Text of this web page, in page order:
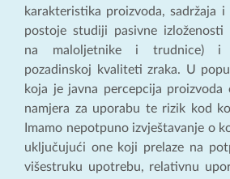
karakteristika proizvoda, sadržaja i
postoje studiji pasivne izloženosti
na maloljetnike i trudnice) i
pozadinskoj kvaliteti zraka. U
koja je javna percepcija proizvoda
namjera za uporabu te rizik kod
Imamo nepotpuno izvještavanje o
uključujući one koji prelaze na
višestruku upotrebu, relativnu